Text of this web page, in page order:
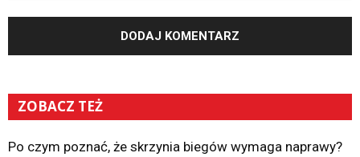
ZOBACZ TEŻ
Po czym poznać, że skrzynia biegów wymaga naprawy?